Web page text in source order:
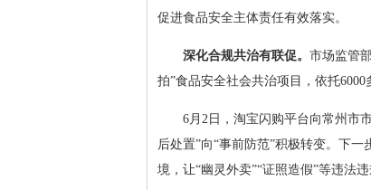
促进食品安全主体责任有效落实。
深化合规共治有联促。 市场监管
拍”食品安全社会共治项目，依托
6月2日，淘宝闪购平台向常州市
后处置”向“事前防范”积极转变。下
境，让“幽灵外卖”“证照造假”等违法